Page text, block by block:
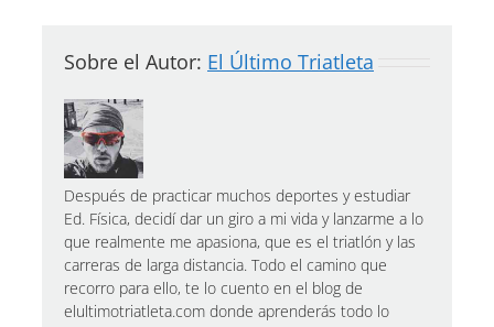
Sobre el Autor: El Último Triatleta
Después de practicar muchos deportes y estudiar
Ed. Física, decidí dar un giro a mi vida y lanzarme a lo
que realmente me apasiona, que es el triatlón y las
carreras de larga distancia. Todo el camino que
recorro para ello, te lo cuento en el blog de
elultimotriatleta.com donde aprenderás todo lo